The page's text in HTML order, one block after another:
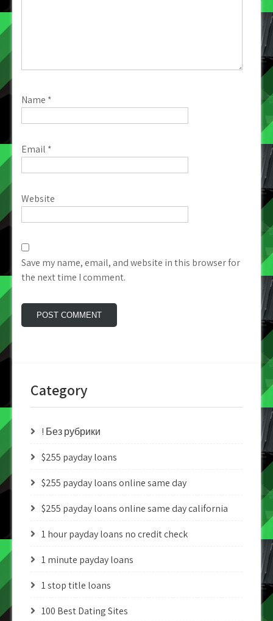
Name *
Email *
Website
Save my name, email, and website in this browser for
the next time I comment.
Category
! Без рубрики
$255 payday loans
$255 payday loans online same day
$255 payday loans online same day california
1 hour payday loans no credit check
1 minute payday loans
1 stop title loans
100 Best Dating Sites